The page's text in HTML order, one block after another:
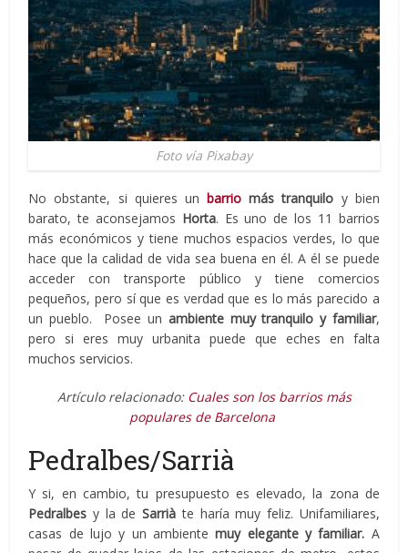
Foto vía Pixabay
No obstante, si quieres un barriomás tranquilo y bien
barato, te aconsejamos Horta. Es uno de los 11 barrios
más económicos y tiene muchos espacios verdes, lo que
hace que la calidad de vida sea buena en él. A él se puede
acceder con transporte público y tiene comercios
pequeños, pero sí que es verdad que es lo más parecido a
un pueblo. Posee un ambiente muy tranquilo y familiar,
pero si eres muy urbanita puede que eches en falta
muchos servicios.
Artículo relacionado: Cuales son los barrios más
populares de Barcelona
Pedralbes/Sarrià
Y si, en cambio, tu presupuesto es elevado, la zona de
Pedralbes y la deSarrià te haría muy feliz. Unifamiliares,
casas de lujo y un ambiente muy elegante y familiar. A